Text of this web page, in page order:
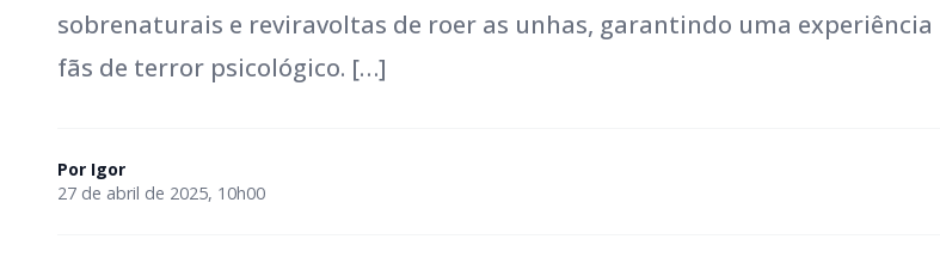
sobrenaturais e reviravoltas de roer as unhas, garantindo uma
fãs de terror psicológico. […]
Por Igor
27 de abril de 2025, 10h00